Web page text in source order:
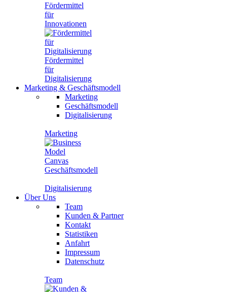
Fördermittel
für
Innovationen
Fördermittel
für
Digitalisierung
Marketing & Geschäftsmodell
Marketing
Geschäftsmodell
Digitalisierung
Marketing
Geschäftsmodell
Digitalisierung
Über Uns
Team
Kunden & Partner
Kontakt
Statistiken
Anfahrt
Impressum
Datenschutz
Team